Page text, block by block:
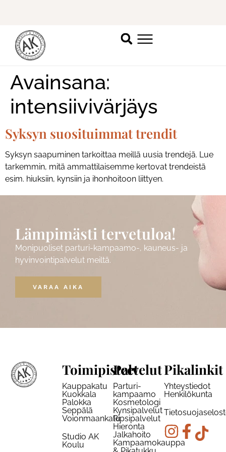
Ilmoittaudu mukaan ripsienpidennyskoulutukseen.
Avainsana:
intensiivivärjäys
Syksyn suosituimmat trendit
Syksyn saapuminen tarkoittaa meillä uusia trendejä. Lue
tarkemmin, mitä ammattilaisemme kertovat trendeistä
esim. hiuksiin, kynsiin ja ihonhoitoon liittyen.
Lämpimästi tervetuloa!
Monipuoliset parturi-kampaamo-, kauneus- ja
hyvinvointipalvelut meiltä.
VARAA AIKA
Toimipisteet
Kauppakatu
Kuokkala
Palokka
Seppälä
Voionmaankatu
Studio AK
Koulu
Palvelut
Parturi-
kampaamo
Kosmetologi
Kynsipalvelut
Ripsipalvelut
Hieronta
Jalkahoito
Kampaamokauppa
Pikalinkit
Yhteystiedot
Henkilökunta